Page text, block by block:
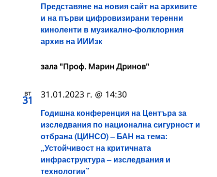
Представяне на новия сайт на архивите
и на първи цифровизирани теренни
киноленти в музикално-фолклорния
архив на ИИИзк
зала "Проф. Марин Дринов"
вт
31
Годишна конференция на Центъра за
изследвания по национална сигурност и
отбрана (ЦИНСО) – БАН на тема:
„Устойчивост на критичната
инфраструктура – изследвания и
технологии”
31.01.2023 г. @ 14:30